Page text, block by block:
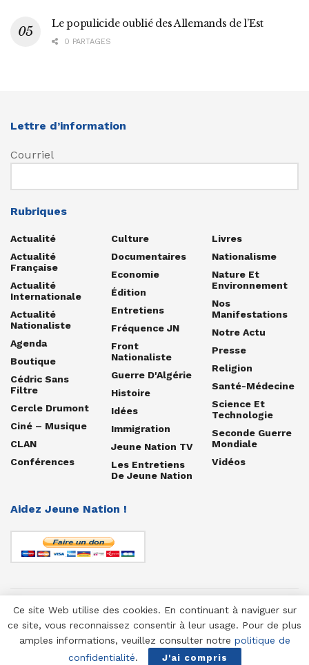
Le populicide oublié des Allemands de l’Est
0 PARTAGES
Lettre d’information
Courriel
Rubriques
Actualité
Actualité
Française
Actualité
Internationale
Actualité
Nationaliste
Agenda
Boutique
Cédric Sans
Filtre
Cercle Drumont
Ciné – Musique
CLAN
Conférences
Culture
Documentaires
Economie
Édition
Entretiens
Fréquence JN
Front
Nationaliste
Guerre D'Algérie
Histoire
Idées
Immigration
Jeune Nation TV
Les Entretiens
De Jeune Nation
Livres
Nationalisme
Nature Et
Environnement
Nos
Manifestations
Notre Actu
Presse
Religion
Santé-Médecine
Science Et
Technologie
Seconde Guerre
Mondiale
Vidéos
Aidez Jeune Nation !
© 1958-2025 Jeune Nation
Ce site Web utilise des cookies. En continuant à naviguer sur
ce site, vous reconnaissez consentir à leur usage. Pour de plus
amples informations, veuillez consulter notre politique de
confidentialité. J'ai compris